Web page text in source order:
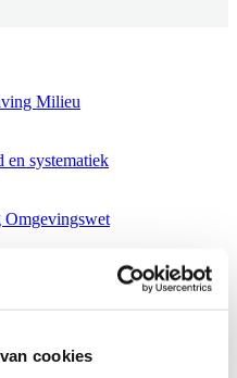
cookies
Milieu
en systematiek
Omgevingswet
Bouw- en Woningtoezicht)